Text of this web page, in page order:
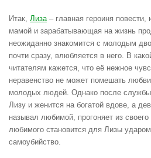
Итак, Лиза– главная героиня
мамой и зарабатывающая на жизнь
неожиданно знакомится с молодым
почти сразу, влюбляется в него. В
читателям кажется, что её нежное
неравенство не может помешать
молодых людей. Однако после
Лизу и женится на богатой вдове, а
называл любимой, прогоняет из
любимого становится для Лизы
самоубийство.